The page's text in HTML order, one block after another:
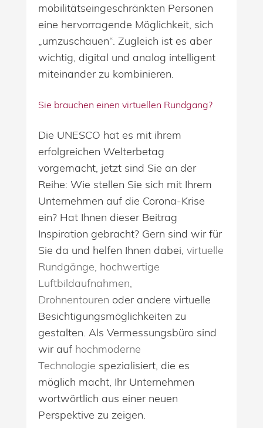
mobilitätseingeschränkten Personen
eine hervorragende Möglichkeit, sich
„umzuschauen“. Zugleich ist es aber
wichtig, digital und analog intelligent
miteinander zu kombinieren.
Sie brauchen einen virtuellen Rundgang?
Die UNESCO hat es mit ihrem
erfolgreichen Welterbetag
vorgemacht, jetzt sind Sie an der
Reihe: Wie stellen Sie sich mit Ihrem
Unternehmen auf die Corona-Krise
ein? Hat Ihnen dieser Beitrag
Inspiration gebracht? Gern sind wir für
Sie da und helfen Ihnen dabei, virtuelle
Rundgänge, hochwertige
Luftbildaufnahmen,
Drohnentouren oder andere virtuelle
Besichtigungsmöglichkeiten zu
gestalten. Als Vermessungsbüro sind
wir auf hochmoderne
Technologie spezialisiert, die es
möglich macht, Ihr Unternehmen
wortwörtlich aus einer neuen
Perspektive zu zeigen.